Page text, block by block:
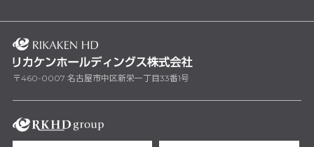
〒460-0007 名古屋市中区新栄一丁目33番1号